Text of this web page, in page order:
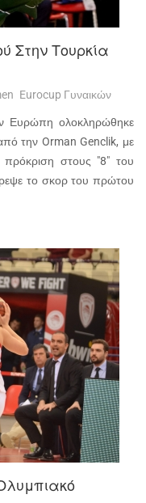
Στην Τουρκία
Eurocup Γυναικών
Ευρώπη ολοκληρώθηκε
την Orman Genclik, με
στους "8" του
το σκορ του πρώτου